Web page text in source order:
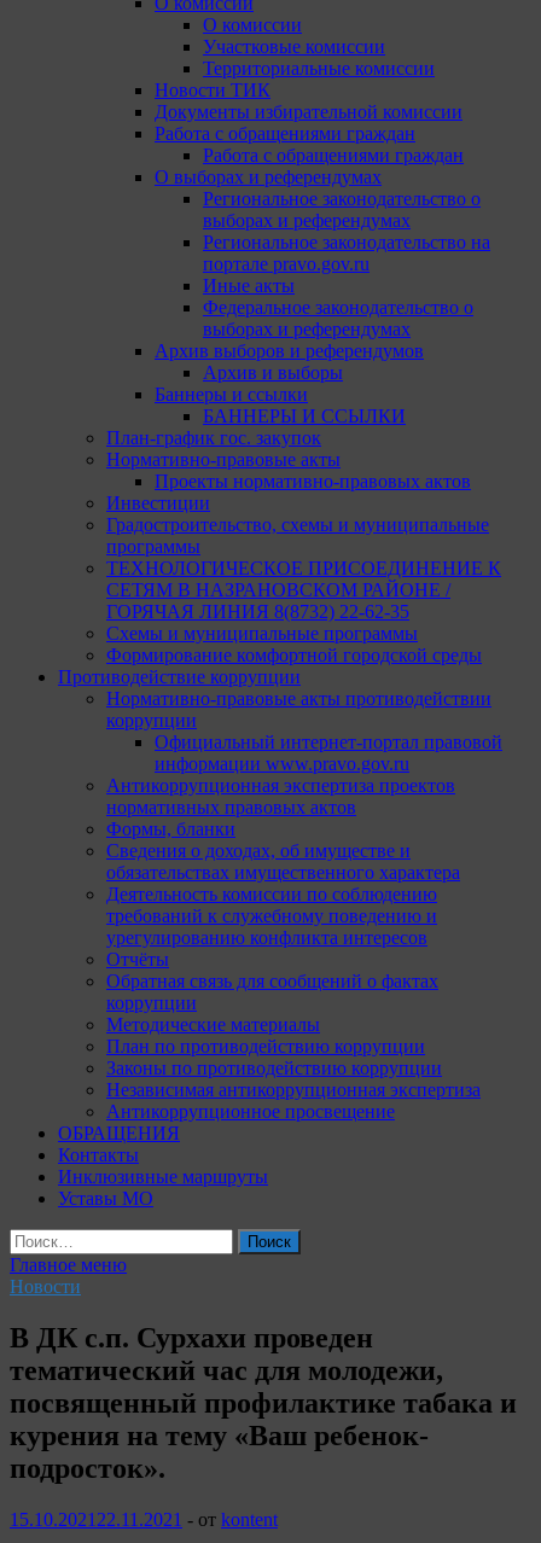
О комиссии
Участковые комиссии
Территориальные комиссии
Новости ТИК
Документы избирательной комиссии
Работа с обращениями граждан
Работа с обращениями граждан
О выборах и референдумах
Региональное законодательство о
выборах и референдумах
Региональное законодательство на
портале pravo.gov.ru
Иные акты
Федеральное законодательство о
выборах и референдумах
Архив выборов и референдумов
Архив и выборы
Баннеры и ссылки
БАННЕРЫ И ССЫЛКИ
План-график гос. закупок
Нормативно-правовые акты
Проекты нормативно-правовых актов
Инвестиции
Градостроительство, схемы и муниципальные
программы
ТЕХНОЛОГИЧЕСКОЕ ПРИСОЕДИНЕНИЕ К
СЕТЯМ В НАЗРАНОВСКОМ РАЙОНЕ /
ГОРЯЧАЯ ЛИНИЯ 8(8732) 22-62-35
Схемы и муниципальные программы
Формирование комфортной городской среды
Противодействие коррупции
Нормативно-правовые акты противодействии
коррупции
Официальный интернет-портал правовой
информации www.pravo.gov.ru
Антикоррупционная экспертиза проектов
нормативных правовых актов
Формы, бланки
Сведения о доходах, об имуществе и
обязательствах имущественного характера
Деятельность комиссии по соблюдению
требований к служебному поведению и
урегулированию конфликта интересов
Отчёты
Обратная связь для сообщений о фактах
коррупции
Методические материалы
План по противодействию коррупции
Законы по противодействию коррупции
Независимая антикоррупционная экспертиза
Антикоррупционное просвещение
ОБРАЩЕНИЯ
Контакты
Инклюзивные маршруты
Уставы МО
Найти:
Главное меню
Новости
В ДК с.п. Сурхахи проведен
тематический час для молодежи,
посвященный профилактике табака и
курения на тему «Ваш ребенок-
подросток».
15.10.2021 22.11.2021 - от kontent